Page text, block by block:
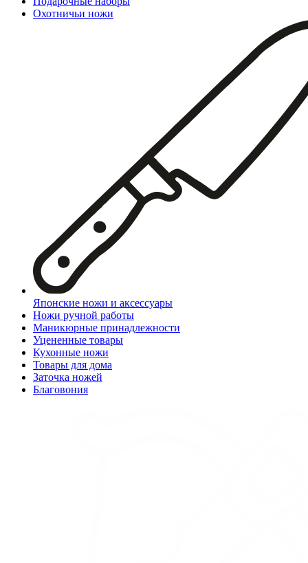
Охотничьи ножи
Японские ножи и аксессуары
Ножи ручной работы
Маникюрные принадлежности
Уцененные товары
Кухонные ножи
Товары для дома
Заточка ножей
Благовония